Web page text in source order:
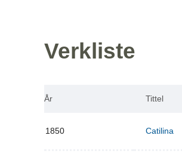
Verkliste
År Tittel
1850 Catilina